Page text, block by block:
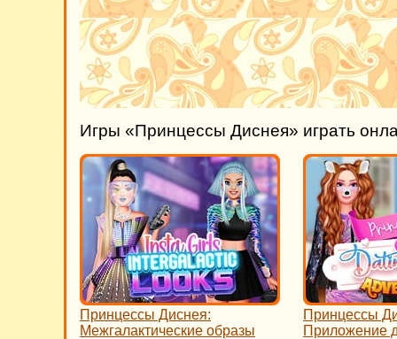
Игры «Принцессы Диснея» играть
Принцессы Диснея:
Межгалактические образы
Принцессы
Приложение